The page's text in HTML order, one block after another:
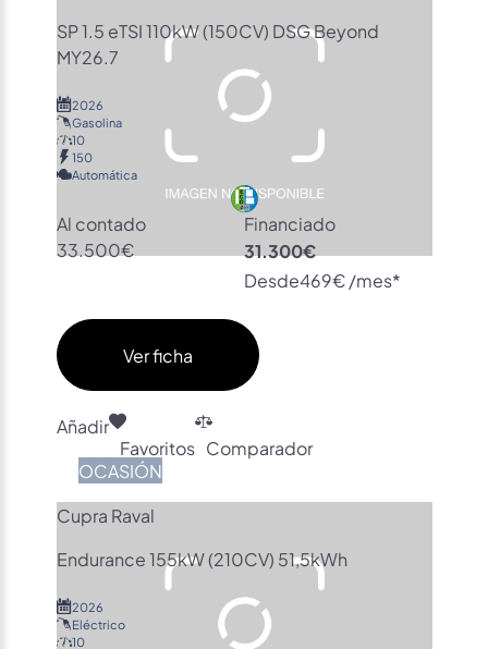
SP 1.5 eTSI 110kW (150CV) DSG Beyond
MY26.7
2026
Gasolina
10
150
Automática
Al contado
33.500€
Financiado
31.300€
Desde469€ /mes*
Ver ficha
Añadir
Favoritos Comparador
OCASIÓN
Cupra Raval
Endurance 155kW (210CV) 51,5kWh
2026
Eléctrico
10